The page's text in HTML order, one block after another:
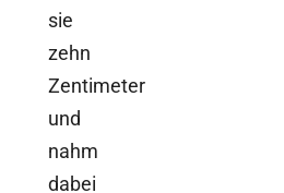
sie
zehn
Zentimeter
und
nahm
dabei